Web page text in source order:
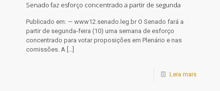
Senado faz esforço concentrado a partir de segunda
Publicado em: — www12.senado.leg.br O Senado fará a
partir de segunda-feira (10) uma semana de esforço
concentrado para votar proposições em Plenário e nas
comissões. A […]
Leia mais